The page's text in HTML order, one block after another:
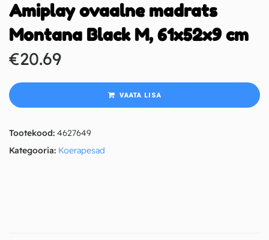
Amiplay ovaalne madrats
Montana Black M, 61x52x9 cm
€20.69
VAATA LISA
Tootekood: 4627649
Kategooria: Koerapesad